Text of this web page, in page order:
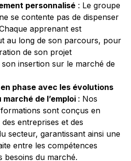
personnalisé : Le groupe
se contente pas de dispenser
apprenant est
au long de son parcours, pour
de son projet
insertion sur le marché de
phase avec les évolutions
de l’emploi : Nos
sont conçus en
entreprises et des
secteur, garantissant ainsi une
entre les compétences
besoins du marché.